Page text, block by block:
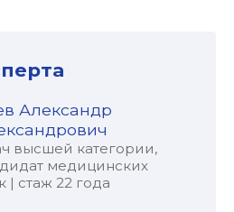
Александр
высшей категории,
медицинских
| стаж 22 года